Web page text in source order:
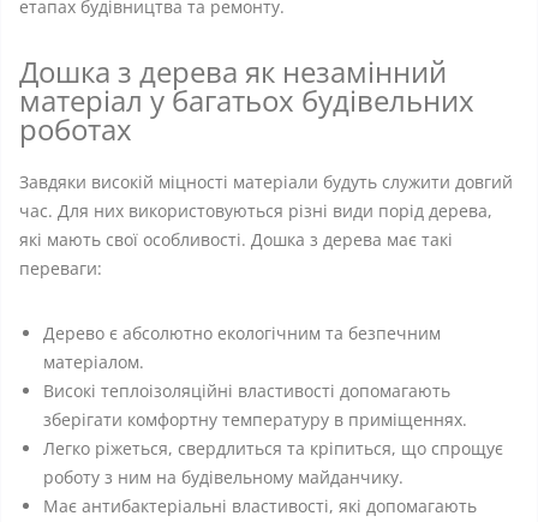
етапах будівництва та ремонту.
Дошка з дерева як незамінний
матеріал у багатьох будівельних
роботах
Завдяки високій міцності матеріали будуть служити довгий
час. Для них використовуються різні види порід дерева,
які мають свої особливості. Дошка з дерева має такі
переваги:
Дерево є абсолютно екологічним та безпечним
матеріалом.
Високі теплоізоляційні властивості допомагають
зберігати комфортну температуру в приміщеннях.
Легко ріжеться, свердлиться та кріпиться, що спрощує
роботу з ним на будівельному майданчику.
Має антибактеріальні властивості, які допомагають